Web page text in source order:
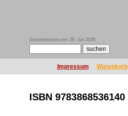
Datenbestand vom 29. Juli 2026
Impressum Warenkorb
ISBN 9783868536140